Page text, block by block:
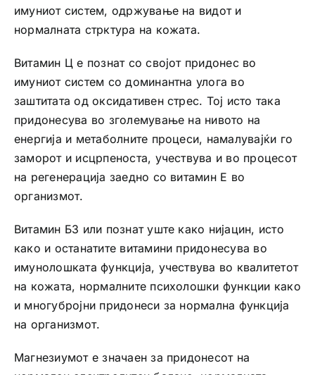
имуниот систем, одржување на видот и
нормалната стрктура на кожата.
Витамин Ц е познат со својот придонес во
имуниот систем со доминантна улога во
заштитата од оксидативен стрес. Тој исто така
придонесува во зголемување на нивото на
енергија и метаболните процеси, намалувајќи го
заморот и исцрпеноста, учествува и во процесот
на регенерација заедно со витамин Е во
организмот.
Витамин Б3 или познат уште како нијацин, исто
како и останатите витамини придонесува во
имунолошката функција, учествува во квалитетот
на кожата, нормалните психолошки функции како
и многубројни придонеси за нормална функција
на организмот.
Магнезиумот е значаен за придонесот на